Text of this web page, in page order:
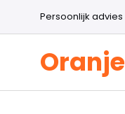
Persoonlijk advies
Oranje